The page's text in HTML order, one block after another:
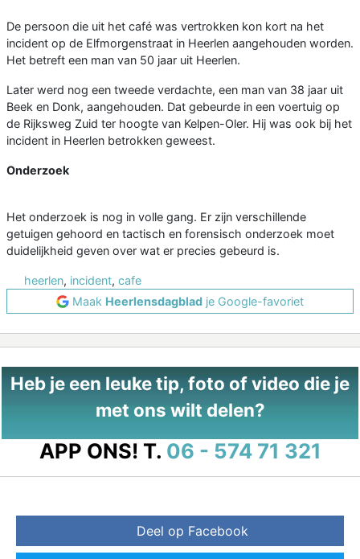
De persoon die uit het café was vertrokken kon kort na het
incident op de Elfmorgenstraat in Heerlen aangehouden worden.
Het betreft een man van 50 jaar uit Heerlen.
Later werd nog een tweede verdachte, een man van 38 jaar uit
Beek en Donk, aangehouden. Dat gebeurde in een voertuig op
de Rijksweg Zuid ter hoogte van Kelpen-Oler. Hij was ook bij het
incident in Heerlen betrokken geweest.
Onderzoek
Het onderzoek is nog in volle gang. Er zijn verschillende
getuigen gehoord en tactisch en forensisch onderzoek moet
duidelijkheid geven over wat er precies gebeurd is.
heerlen, incident, cafe
Maak Heerlensdagblad je Google-favoriet
Heb je een leuke tip, foto of video die je
met ons wilt delen?
APP ONS! T. 06 - 574 71 321
Deel op Facebook